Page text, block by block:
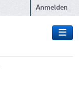
Anmelden